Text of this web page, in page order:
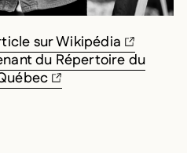
sur Wikipédia
du Répertoire du